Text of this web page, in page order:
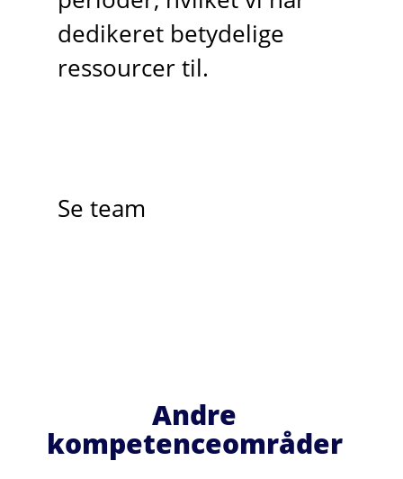
dedikeret betydelige
ressourcer til.
Se team
Andre
kompetenceområder